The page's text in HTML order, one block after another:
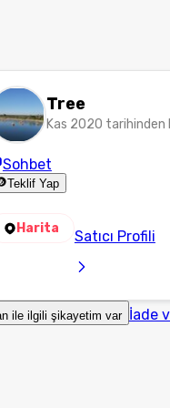
Tree
Kas 2020 tarihinden
Sohbet
Teklif Yap
Harita Satıcı Profili
ile ilgili şikayetim var İade